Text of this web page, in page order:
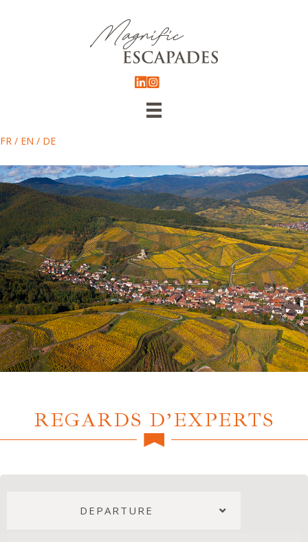
FR / EN / DE
REGARDS D’EXPERTS
DEPARTURE